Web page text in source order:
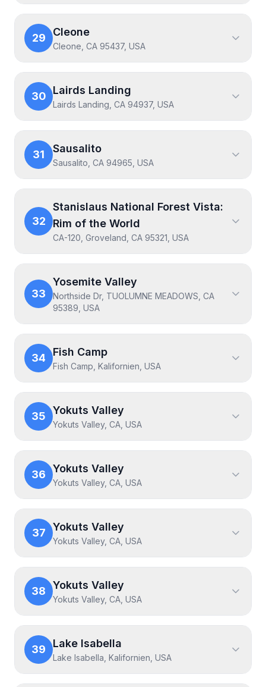
29 Cleone
Cleone, CA 95437, USA
30 Lairds Landing
Lairds Landing, CA 94937, USA
31 Sausalito
Sausalito, CA 94965, USA
32
Stanislaus National Forest Vista:
Rim of the World
CA-120, Groveland, CA 95321, USA
33
Yosemite Valley
Northside Dr, TUOLUMNE MEADOWS, CA
95389, USA
34 Fish Camp
Fish Camp, Kalifornien, USA
35 Yokuts Valley
Yokuts Valley, CA, USA
36 Yokuts Valley
Yokuts Valley, CA, USA
37 Yokuts Valley
Yokuts Valley, CA, USA
38 Yokuts Valley
Yokuts Valley, CA, USA
39 Lake Isabella
Lake Isabella, Kalifornien, USA